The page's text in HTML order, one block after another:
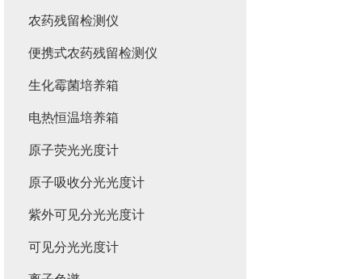
农药残留检测仪
便携式农药残留检测仪
生化霉菌培养箱
电热恒温培养箱
原子荧光光度计
原子吸收分光光度计
紫外可见分光光度计
可见分光光度计